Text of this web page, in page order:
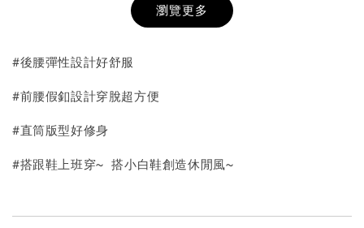
+NT$ 190
-
瀏覽更多
#後腰彈性設計好舒服
#前腰假釦設計穿脫超方便
#直筒版型好修身
#搭跟鞋上班穿~ 搭小白鞋創造休閒風~